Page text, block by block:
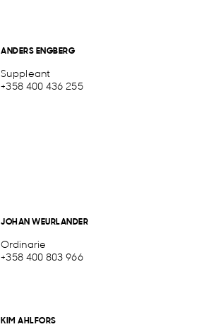
ANDERS ENGBERG
Suppleant
+358 400 436 255
JOHAN WEURLANDER
Ordinarie
+358 400 803 966
KIM AHLFORS